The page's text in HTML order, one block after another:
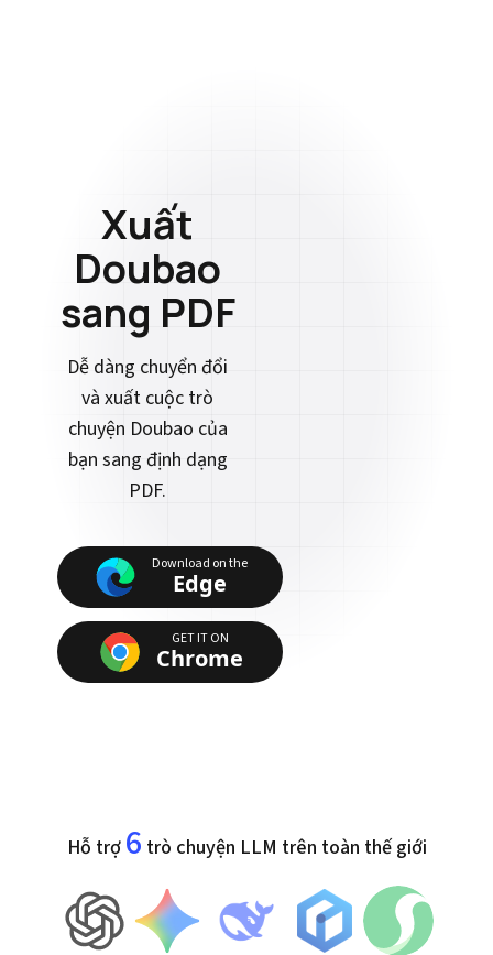
Xuất
Doubao
sang PDF
Dễ dàng chuyển đổi
và xuất cuộc trò
chuyện Doubao của
bạn sang định dạng
PDF.
Download on the
Edge
GET IT ON
Chrome
Hỗ trợ 6 trò chuyện LLM trên toàn thế giới